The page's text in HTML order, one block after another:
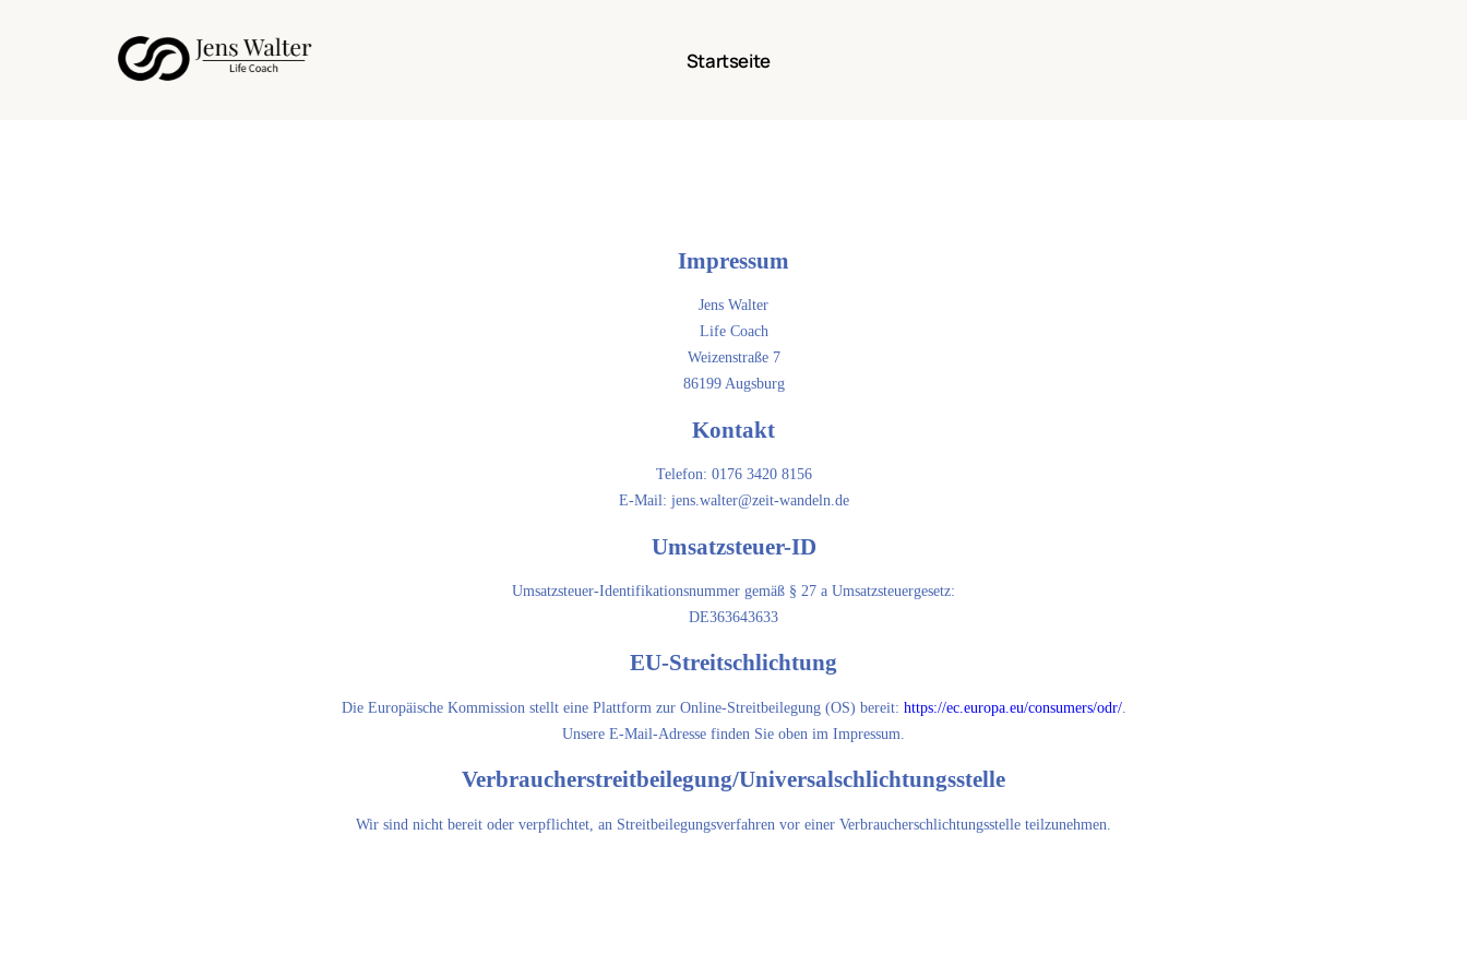
Startseite
Impressum
Jens Walter
Life Coach
Weizenstraße 7
86199 Augsburg
Kontakt
Telefon: 0176 3420 8156
E-Mail: jens.walter@zeit-wandeln.de
Umsatzsteuer-ID
Umsatzsteuer-Identifikationsnummer gemäß § 27 a Umsatzsteuergesetz:
DE363643633
EU-Streitschlichtung
Die Europäische Kommission stellt eine Plattform zur Online-Streitbeilegung (OS) bereit: https://ec.europa.eu/consumers/odr/.
Unsere E-Mail-Adresse finden Sie oben im Impressum.
Verbraucher­streit­beilegung/Universal­schlichtungs­stelle
Wir sind nicht bereit oder verpflichtet, an Streitbeilegungsverfahren vor einer Verbraucherschlichtungsstelle teilzunehmen.